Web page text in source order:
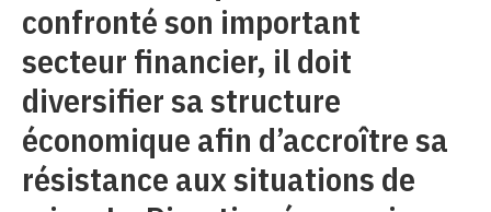
confronté son important
secteur financier, il doit
diversifier sa structure
économique afin d’accroître sa
résistance aux situations de